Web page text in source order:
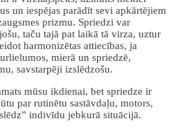
un iespējas parādīt sevi apkārtējiem
prizmu. Spriedzi var
taču tajā pat laikā tā virza, uztur
harmonizētas attiecības, ja
mierā un spriedzē,
savstarpēji izslēdzošu.
mūsu ikdienai, bet spriedze ir
par rutinētu sastāvdaļu, motors,
indivīdu jebkurā situācijā.